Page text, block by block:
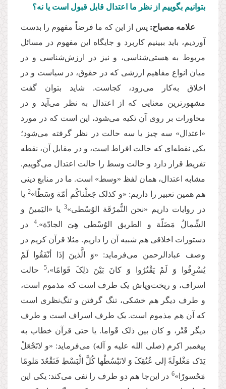
بتوانیم بگوییم از نظر ما اعتدال قابل قبول است یا نه؟
علامه مصباح: پس از این كه ما فرضاً مفهوم را بدست
آوردیم، باید ببینیم کاربرد و جایگاه این مفهوم در مسائل
مربوط به هستیشناسی، و نیز در ارزششناسی و در
میان انواع مفاهیم ارزشی که در حقوق، در سیاست و در
اخلاق بهكار میرود، کجاست. شاید بتوان گفت
مشهورترین معنایی که از اعتدال به نظر می آید و در
محاورات بر روی آن تکیه میشود، این است که در مورد
«اعتدال» سه چیز یا سه حالت در نظر گرفته میشود؛
یکی نقطه ای که حالت افراط است، و در مقابل آن، نقطه
تفریط قرار دارد و حالت وسط را حالت اعتدال میگوییم.
مشابه اعتدال، همان لفظ «وسط» است. ما در منابع دینی
هم همین تعبیر را داریم: «و کذلک جَعلْناکُم أمّة وَسَطًا»2 یا
در روایات داریم «نحن النُّمرُقَة الوُسْطی»3 یا «الیَمینُ و
الشِّمالُ مَضَلّة و الطریق الوُسْطی هِیَ الجادّة».4
در
دستورات اخلاقی هم شبیه آن را داریم. مثلا قرآن کریم در
وصف عبادالرحمن میفرماید: «وَ الَّذینَ إذَا أنْفَقُوا لَمْ
یُسْرِفُوا وَ لَمْ یَقْتُرُوا وَ کانَ بَیْنَ ذلِکَ قَوَامًا»،5
حالت
اسراف، و ریختوپاش یک طرف است که مذموم است،
و طرف دیگر هم خشکی، تنگ گرفتن و تنگنظری است
که آن هم مذموم است. یک طرف اسراف است و طرف
دیگر قَتْر، و کان بین ذلک قَواما. یا حتی قرآن خطاب به
پیغمبر اکرم (صلی الله علیه و آله) میفرماید: «و لاتَجْعَلْ
یَدَک مَغْلولَةً إلی عُنُقِکَ وَ لاتَبْسُطْها کُلَّ الْبَسْطِ فَتَقْعُدَ مَلومًا
مَحْسورًا»6در اینجا هم دو طرف را نفی میکند: یکی این